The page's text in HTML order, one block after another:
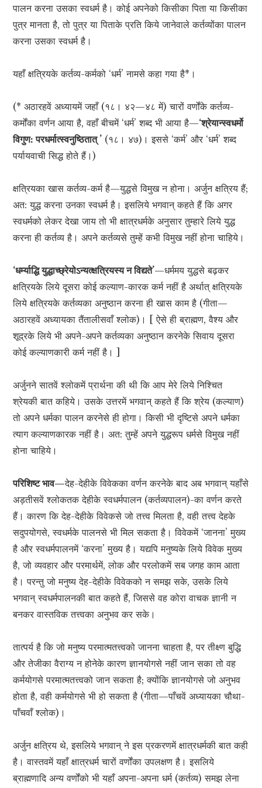
पालन करना उसका स्वधर्म है। कोई अपनेको किसीका पिता या किसीका
पुत्र मानता है, तो पुत्र या पिताके प्रति किये जानेवाले कर्तव्योंका पालन
करना उसका स्वधर्म है।
यहाँ क्षत्रियके कर्तव्य-कर्मको ‘धर्म’ नामसे कहा गया है*।
(* अठारहवें अध्यायमें जहाँ (१८। ४२—४८ में) चारों वर्णोंके कर्तव्य-
कर्मोंका वर्णन आया है, वहाँ बीचमें ‘धर्म’ शब्द भी आया है—‘श्रेयान्स्वधर्मो
विगुण: परधर्मात्स्वनुष्ठितात् ’ (१८। ४७)। इससे ‘कर्म’ और ‘धर्म’ शब्द
पर्यायवाची सिद्ध होते हैं।)
क्षत्रियका खास कर्तव्य-कर्म है—युद्धसे विमुख न होना। अर्जुन क्षत्रिय हैं;
अत: युद्ध करना उनका स्वधर्म है। इसलिये भगवान् कहते हैं कि अगर
स्वधर्मको लेकर देखा जाय तो भी क्षात्रधर्मके अनुसार तुम्हारे लिये युद्ध
करना ही कर्तव्य है। अपने कर्तव्यसे तुम्हें कभी विमुख नहीं होना चाहिये।
‘धर्म्याद्धि युद्धाच्छ्रेयोऽन्यत्क्षत्रियस्य न विद्यते’—धर्ममय युद्धसे बढ़कर
क्षत्रियके लिये दूसरा कोई कल्याण-कारक कर्म नहीं है अर्थात् क्षत्रियके
लिये क्षत्रियके कर्तव्यका अनुष्ठान करना ही खास काम है (गीता—
अठारहवें अध्यायका तैंतालीसवाँ श्लोक)। [ ऐसे ही ब्राह्मण, वैश्य और
शूद्रके लिये भी अपने-अपने कर्तव्यका अनुष्ठान करनेके सिवाय दूसरा
कोई कल्याणकारी कर्म नहीं है। ]
अर्जुनने सातवें श्लोकमें प्रार्थना की थी कि आप मेरे लिये निश्चित
श्रेयकी बात कहिये। उसके उत्तरमें भगवान् कहते हैं कि श्रेय (कल्याण)
तो अपने धर्मका पालन करनेसे ही होगा। किसी भी दृष्टिसे अपने धर्मका
त्याग कल्याणकारक नहीं है। अत: तुम्हें अपने युद्धरूप धर्मसे विमुख नहीं
होना चाहिये।
परिशिष्ट भाव—देह-देहीके विवेकका वर्णन करनेके बाद अब भगवान् यहाँसे
अड़तीसवें श्लोकतक देहीके स्वधर्मपालन (कर्तव्यपालन)-का वर्णन करते
हैं। कारण कि देह-देहीके विवेकसे जो तत्त्व मिलता है, वही तत्त्व देहके
सदुपयोगसे, स्वधर्मके पालनसे भी मिल सकता है। विवेकमें ‘जानना’ मुख्य
है और स्वधर्मपालनमें ‘करना’ मुख्य है। यद्यपि मनुष्यके लिये विवेक मुख्य
है, जो व्यवहार और परमार्थमें, लोक और परलोकमें सब जगह काम आता
है। परन्तु जो मनुष्य देह-देहीके विवेकको न समझ सके, उसके लिये
भगवान् स्वधर्मपालनकी बात कहते हैं, जिससे वह कोरा वाचक ज्ञानी न
बनकर वास्तविक तत्त्वका अनुभव कर सके।
तात्पर्य है कि जो मनुष्य परमात्मतत्त्वको जानना चाहता है, पर तीक्ष्ण बुद्धि
और तेजीका वैराग्य न होनेके कारण ज्ञानयोगसे नहीं जान सका तो वह
कर्मयोगसे परमात्मतत्त्वको जान सकता है; क्योंकि ज्ञानयोगसे जो अनुभव
होता है, वही कर्मयोगसे भी हो सकता है (गीता—पाँचवें अध्यायका चौथा-
पाँचवाँ श्लोक)।
अर्जुन क्षत्रिय थे, इसलिये भगवान् ने इस प्रकरणमें क्षात्रधर्मकी बात कही
है। वास्तवमें यहाँ क्षात्रधर्म चारों वर्णोंका उपलक्षण है। इसलिये
ब्राह्मणादि अन्य वर्णोंको भी यहाँ अपना-अपना धर्म (कर्तव्य) समझ लेना